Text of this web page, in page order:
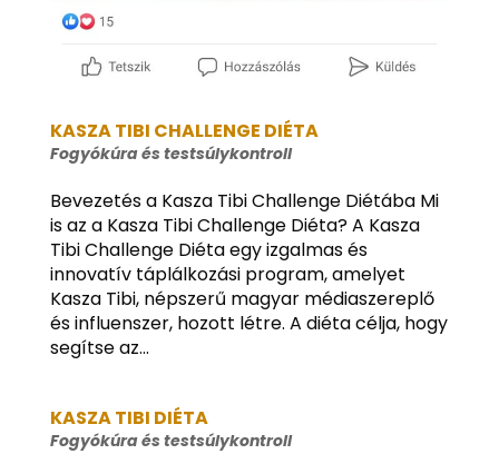
KASZA TIBI CHALLENGE DIÉTA
Fogyókúra és testsúlykontroll
Bevezetés a Kasza Tibi Challenge Diétába Mi
is az a Kasza Tibi Challenge Diéta? A Kasza
Tibi Challenge Diéta egy izgalmas és
innovatív táplálkozási program, amelyet
Kasza Tibi, népszerű magyar médiaszereplő
és influenszer, hozott létre. A diéta célja, hogy
segítse az...
KASZA TIBI DIÉTA
Fogyókúra és testsúlykontroll